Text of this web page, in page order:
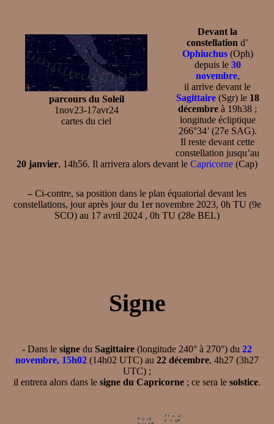
parcours du Soleil
1nov23-17avr24
cartes du ciel
Devant la
constellation d’
Ophiuchus(Oph)
depuis le 30
novembre,
il arrive devant le
Sagittaire(Sgr) le 18
décembre à 19h38 ;
longitude écliptique
266°34’ (27e SAG).
Il reste devant cette
constellation jusqu’au
20 janvier, 14h56. Il arrivera alors devant le Capricorne (Cap)
– Ci-contre, sa position dans le plan équatorial devant les
constellations, jour après jour du 1er novembre 2023, 0h TU (9e
SCO) au 17 avril 2024 , 0h TU (28e BEL)
Signe
- Dans le signe du Sagittaire (longitude 240° à 270°) du 22
novembre, 15h02 (14h02 UTC) au 22 décembre, 4h27 (3h27
UTC) ;
il entrera alors dans le signe du Capricorne ; ce sera le solstice.